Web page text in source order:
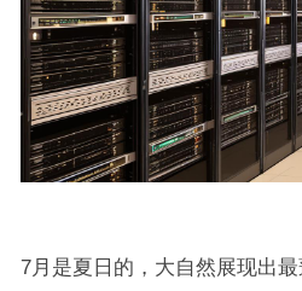
7月是夏日的，大自然展现出